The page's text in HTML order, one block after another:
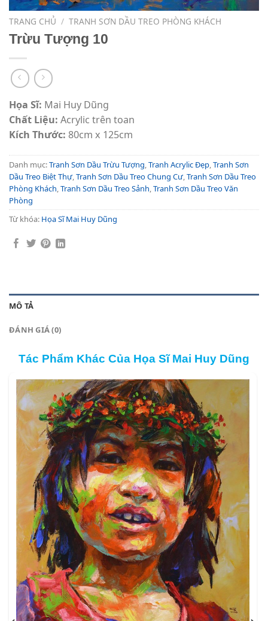
TRANG CHỦ / TRANH SƠN DẦU TREO PHÒNG KHÁCH
Trừu Tượng 10
Họa Sĩ: Mai Huy Dũng
Chất Liệu: Acrylic trên toan
Kích Thước: 80cm x 125cm
Danh mục:Tranh Sơn Dầu Trừu Tượng,Tranh Acrylic Đẹp,Tranh Sơn
Dầu Treo Biệt Thự,Tranh Sơn Dầu Treo Chung Cư,Tranh Sơn Dầu Treo
Phòng Khách,Tranh Sơn Dầu Treo Sảnh,Tranh Sơn Dầu Treo Văn
Phòng
Từ khóa: Họa Sĩ Mai Huy Dũng
MÔ TẢ
ĐÁNH GIÁ (0)
Tác Phẩm Khác Của Họa Sĩ Mai Huy Dũng